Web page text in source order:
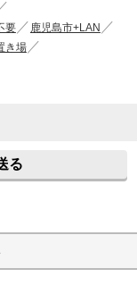
要
鹿児島市+LAN
き場
る